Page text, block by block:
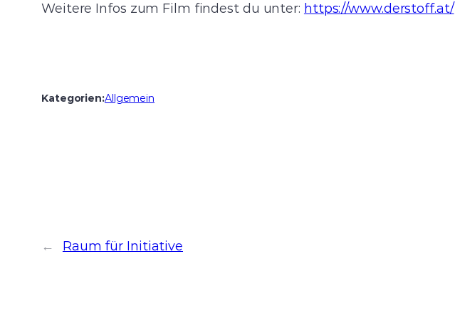
Weitere Infos zum Film findest du unter: https://www.derstoff.at/
Kategorien:Allgemein
← Raum für Initiative